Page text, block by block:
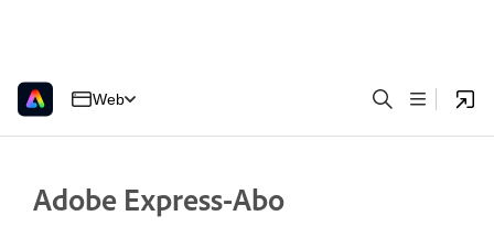
Web
Adobe Express-Abo